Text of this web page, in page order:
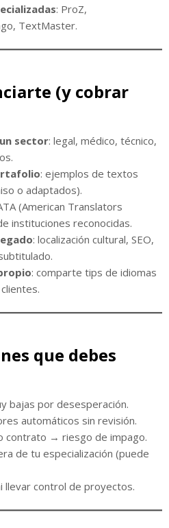
: ProZ,
TextMaster.
(y cobrar
sector: legal, médico, técnico,
: ejemplos de textos
o adaptados).
(American Translators
instituciones reconocidas.
: localización cultural, SEO,
: comparte tips de idiomas
que debes
bajas por desesperación.
automáticos sin revisión.
contrato → riesgo de impago.
de tu especialización (puede
llevar control de proyectos.